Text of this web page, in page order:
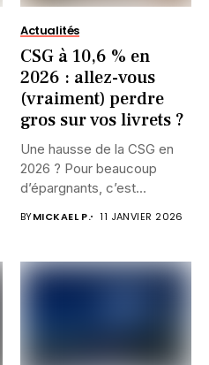
Actualités
CSG à 10,6 % en
2026 : allez-vous
(vraiment) perdre
gros sur vos livrets ?
Une hausse de la CSG en
2026 ? Pour beaucoup
d’épargnants, c’est...
BYMICKAEL P. 11 JANVIER 2026